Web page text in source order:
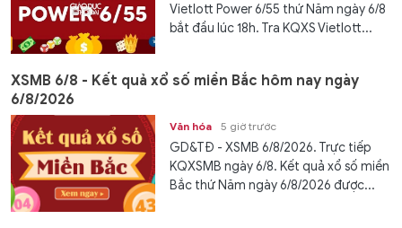
Vietlott Power 6/55 thứ Năm ngày 6/8
bắt đầu lúc 18h. Tra KQXS Vietlott...
XSMB 6/8 - Kết quả xổ số miền Bắc hôm nay ngày
6/8/2026
Văn hóa 5 giờ trước
GD&TĐ - XSMB 6/8/2026. Trực tiếp
KQXSMB ngày 6/8. Kết quả xổ số miền
Bắc thứ Năm ngày 6/8/2026 được...